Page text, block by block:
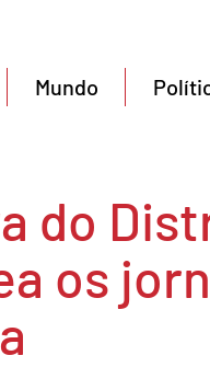
Mundo
do
os